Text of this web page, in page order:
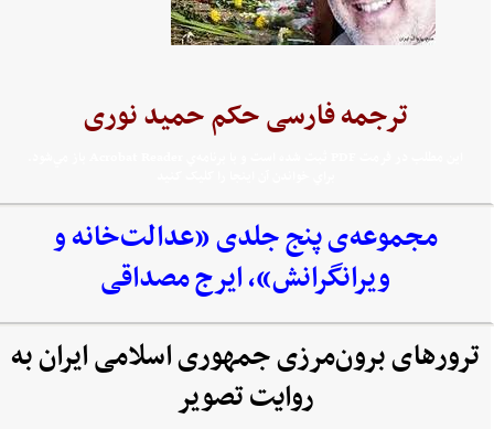
ترجمه فارسی حکم حمید نوری
مجموعه‌‌ی پنج جلدی «عدالت‌خانه و
ویرانگرانش»، ایرج مصداقی
ترورهای برون‌مرزی جمهوری اسلامی ایران به
روایت تصویر